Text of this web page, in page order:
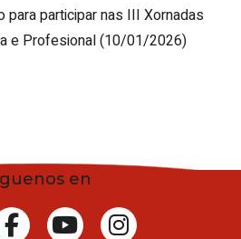
para participar nas III Xornadas
e Profesional(10/01/2026)
en